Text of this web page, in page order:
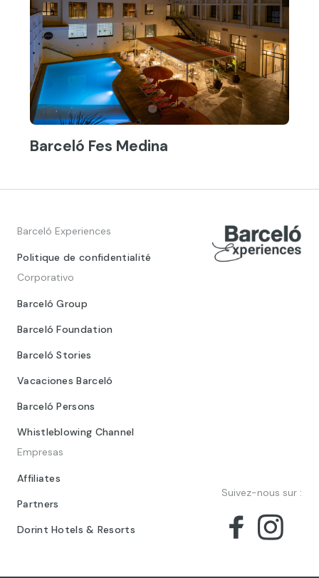
Barceló Fes Medina
Barceló Experiences
Politique de confidentialité
Corporativo
Barceló Group
Barceló Foundation
Barceló Stories
Vacaciones Barceló
Barceló Persons
Whistleblowing Channel
Empresas
Affiliates
Partners
Dorint Hotels & Resorts
Suivez-nous sur :